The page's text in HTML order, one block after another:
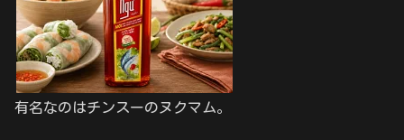
有名なのはチンスーのヌクマム。